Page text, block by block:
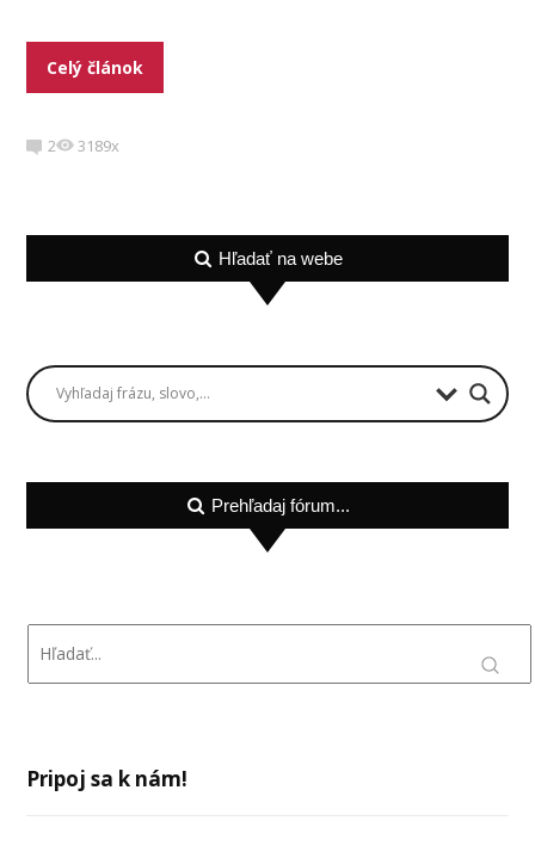
Celý článok
2 3189x
Hľadať na webe
Prehľadaj fórum...
Pripoj sa k nám!